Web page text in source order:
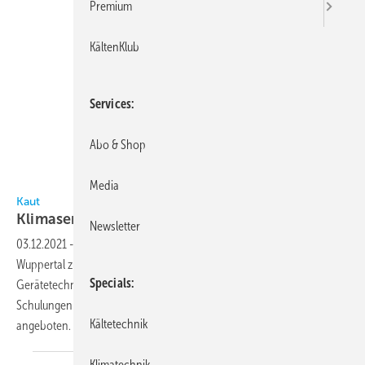
Kaut
Klimaseminare 2022
03.12.2021 -
Wuppertal zu ihren Technikerseminaren um die Panasonic-
Gerätetechnik ein. Allerdings werden zum Schutz aller Beteiligten die
Schulungen erneut ausschließlich in Form von Web-Seminaren
angeboten.
Premium
KältenKlub
Services
Abo & Shop
Media
Newsletter
Specials
Kältetechnik